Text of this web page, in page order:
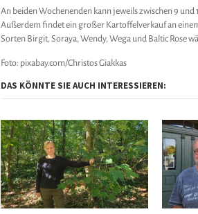
An beiden Wochenenden kann jeweils zwischen 9
Außerdem findet ein großer Kartoffelverkauf an
Sorten Birgit, Soraya, Wendy, Wega und Baltic Rose
Foto: pixabay.com/Christos Giakkas
DAS KÖNNTE SIE AUCH INTERESSIEREN: